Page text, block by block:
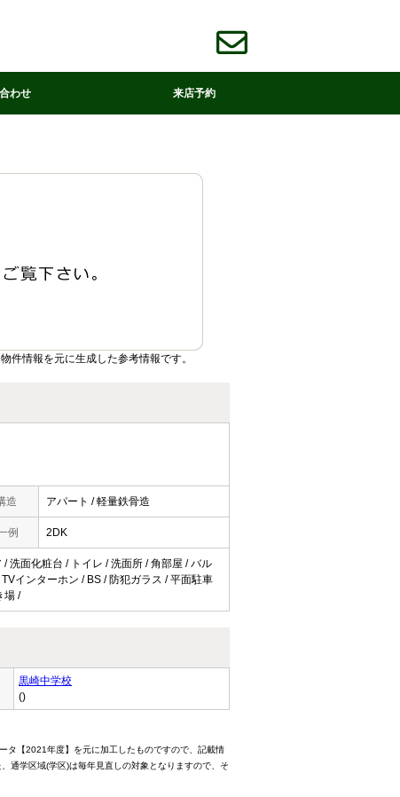
わせ 来店予約
情報を元に生成した参考情報です。
造 アパート / 軽量鉄骨造
例 2DK
洗面化粧台 / トイレ / 洗面所 / 角部屋 / バル
インターホン / BS / 防犯ガラス / 平面駐車
場 /
黒崎中学校
()
タ【2021年度】を元に加工したものですので、記載情
通学区域(学区)は毎年見直しの対象となりますので、そ